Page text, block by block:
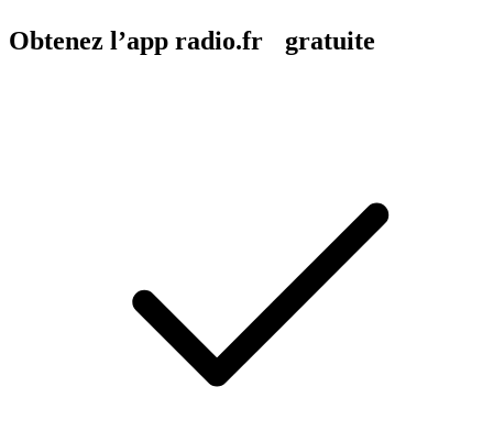
Obtenez l’app radio.fr gratuite